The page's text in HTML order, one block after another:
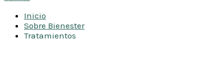
Inicio
Sobre Bienester
Tratamientos